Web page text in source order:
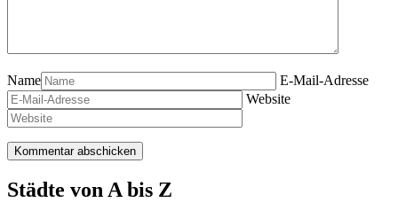
Name
E-Mail-Adresse
Website
Städte von A bis Z